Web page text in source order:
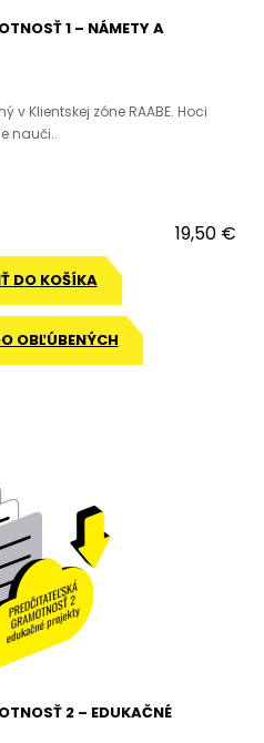
1 – NÁMETY A
v Klientskej zóne RAABE. Hoci
nauči..
19,50 €
DO KOŠÍKA
OBĽÚBENÝCH
2 – EDUKAČNÉ